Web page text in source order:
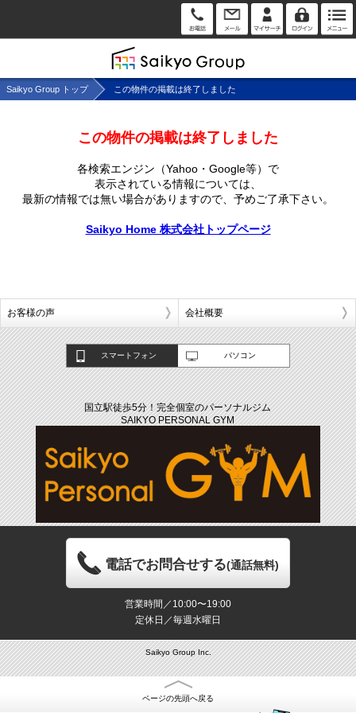
Saikyo Group トップ この物件の掲載は終了しました
この物件の掲載は終了しました
各検索エンジン（Yahoo・Google等）で
表示されている情報については、
最新の情報では無い場合がありますので、 予めご了承下さい。
Saikyo Home 株式会社トップページ
お客様の声 会社概要
スマートフォン パソコン
国立駅徒歩5分！完全個室のパーソナルジム
SAIKYO PERSONAL GYM
電話でお問合せする(通話無料)
営業時間／10:00〜19:00
定休日／毎週水曜日
Saikyo Group Inc.
ページの先頭へ戻る